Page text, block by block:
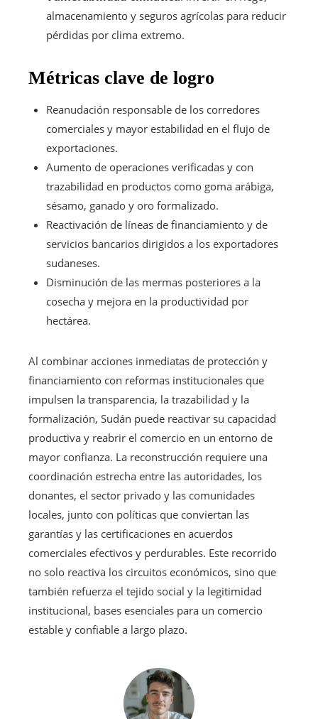
almacenamiento y seguros agrícolas para reducir
pérdidas por clima extremo.
Métricas clave de logro
Reanudación responsable de los corredores
comerciales y mayor estabilidad en el flujo de
exportaciones.
Aumento de operaciones verificadas y con
trazabilidad en productos como goma arábiga,
sésamo, ganado y oro formalizado.
Reactivación de líneas de financiamiento y de
servicios bancarios dirigidos a los exportadores
sudaneses.
Disminución de las mermas posteriores a la
cosecha y mejora en la productividad por
hectárea.
Al combinar acciones inmediatas de protección y
financiamiento con reformas institucionales que
impulsen la transparencia, la trazabilidad y la
formalización, Sudán puede reactivar su capacidad
productiva y reabrir el comercio en un entorno de
mayor confianza. La reconstrucción requiere una
coordinación estrecha entre las autoridades, los
donantes, el sector privado y las comunidades
locales, junto con políticas que conviertan las
garantías y las certificaciones en acuerdos
comerciales efectivos y perdurables. Este recorrido
no solo reactiva los circuitos económicos, sino que
también refuerza el tejido social y la legitimidad
institucional, bases esenciales para un comercio
estable y confiable a largo plazo.